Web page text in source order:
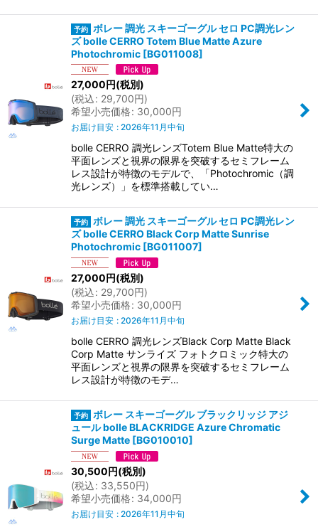
ボレー 調光 スキーゴーグル セロ PC調光レン
ズ bolle CERRO Totem Blue Matte Azure
Photochromic [BG011008]
27,000円(税別)
(税込: 29,700円)
希望小売価格: 30,000円
お届け目安 : 2026年11月中旬
bolle CERRO 調光レンズTotem Blue Matte特大の
平面レンズと視界の限界を突破するセミフレーム
レス設計が特徴のモデルで、「Photochromic（調
光レンズ）」を標準搭載してい…
ボレー 調光 スキーゴーグル セロ PC調光レン
ズ bolle CERRO Black Corp Matte Sunrise
Photochromic [BG011007]
27,000円(税別)
(税込: 29,700円)
希望小売価格: 30,000円
お届け目安 : 2026年11月中旬
bolle CERRO 調光レンズBlack Corp Matte Black
Corp Matte サンライズ フォトクロミック特大の
平面レンズと視界の限界を突破するセミフレーム
レス設計が特徴のモデ…
ボレー スキーゴーグル ブラックリッジ アジ
ュール bolle BLACKRIDGE Azure Chromatic
Surge Matte [BG010010]
30,500円(税別)
(税込: 33,550円)
希望小売価格: 34,000円
お届け目安 : 2026年11月中旬